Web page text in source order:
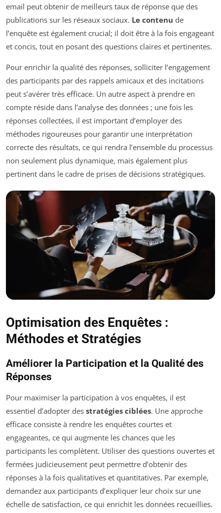
email peut obtenir de meilleurs taux de réponse que des
publications sur les réseaux sociaux. Le contenu de
l’enquête est également crucial; il doit être à la fois engageant
et concis, tout en posant des questions claires et pertinentes.
Pour enrichir la qualité des réponses, solliciter l’engagement
des participants par des rappels amicaux et des incitations
peut s’avérer très efficace. Un autre aspect à prendre en
compte réside dans l’analyse des données ; une fois les
réponses collectées, il est important d’employer des
méthodes rigoureuses pour garantir une interprétation
correcte des résultats, ce qui rendra l’ensemble du processus
non seulement plus dynamique, mais également plus
pertinent dans le cadre de prises de décisions stratégiques.
Optimisation des Enquêtes :
Méthodes et Stratégies
Améliorer la Participation et la Qualité des
Réponses
Pour maximiser la participation à vos enquêtes, il est
essentiel d’adopter des stratégies ciblées. Une approche
efficace consiste à rendre les enquêtes courtes et
engageantes, ce qui augmente les chances que les
participants les complètent. Utiliser des questions ouvertes et
fermées judicieusement peut permettre d’obtenir des
réponses à la fois qualitatives et quantitatives. Par exemple,
demandez aux participants d’expliquer leur choix sur une
échelle de satisfaction, ce qui enrichit les données recueillies.